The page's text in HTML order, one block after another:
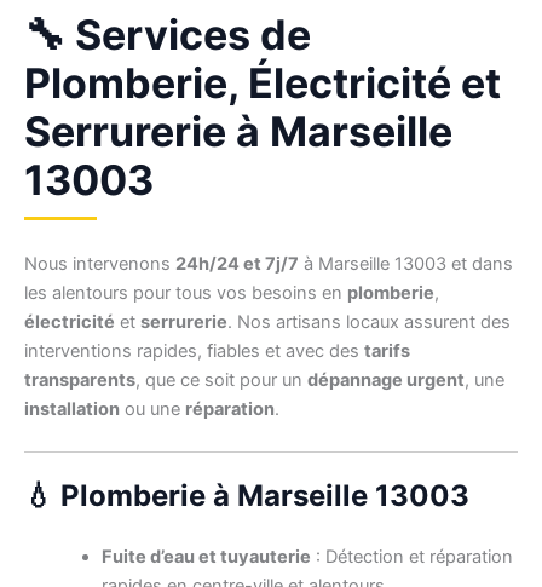
🔧 Services de
Plomberie, Électricité et
Serrurerie à Marseille
13003
Nous intervenons 24h/24 et 7j/7 à Marseille 13003 et dans
les alentours pour tous vos besoins en plomberie,
électricité et serrurerie. Nos artisans locaux assurent des
interventions rapides, fiables et avec des tarifs
transparents, que ce soit pour un dépannage urgent, une
installation ou une réparation.
💧 Plomberie à Marseille 13003
Fuite d’eau et tuyauterie : Détection et réparation